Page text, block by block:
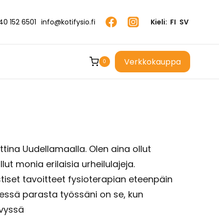
152 6501 info@kotifysio.fi Kieli: FI SV
0 Verkkokauppa
Uudellamaalla. Olen aina ollut
monia erilaisia urheilulajeja.
tavoitteet fysioterapian eteenpäin
parasta työssäni on se, kun